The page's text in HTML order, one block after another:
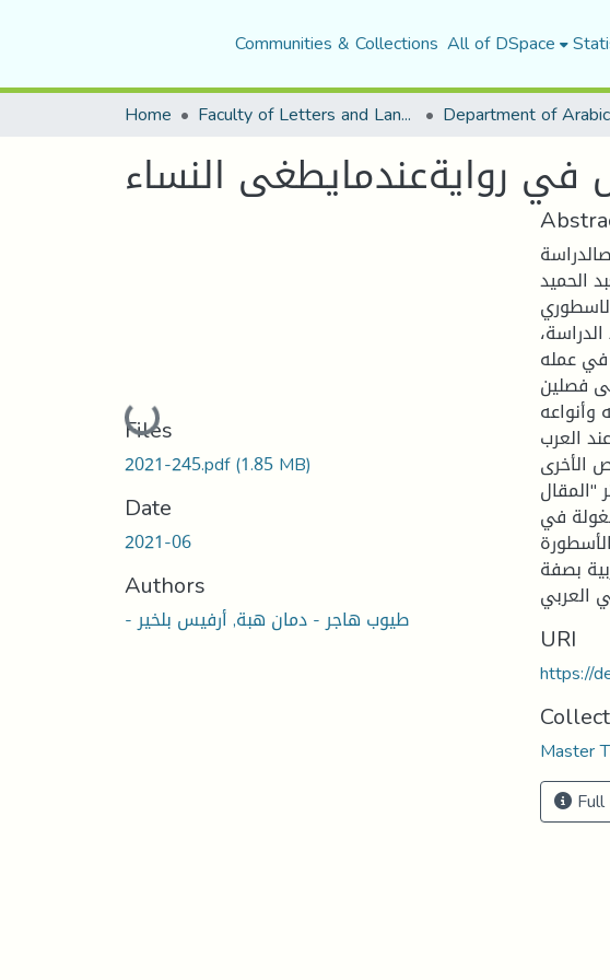
Communities & Collections All of DSpace
Home Faculty of Letters and Languages
في روايةعندمايطغى النساء
Loading...
Files
2021-245.pdf(1.85 MB)
Date
2021-06
Authors
- طيوب هاجر - دمان هبة, أرفيس بلخير
الحميد
عمله.
فصلين:
العرب.
الأخرى
"المقال
في
الأسطورة.
بصفة
URI
https://
Master